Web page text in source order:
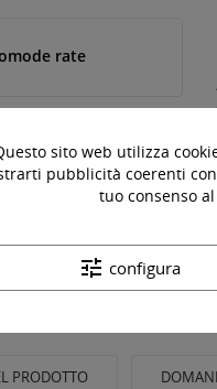
rate
PRODOTTO
sito web utilizza
pubblicità coerenti
tuo consenso
tune configura